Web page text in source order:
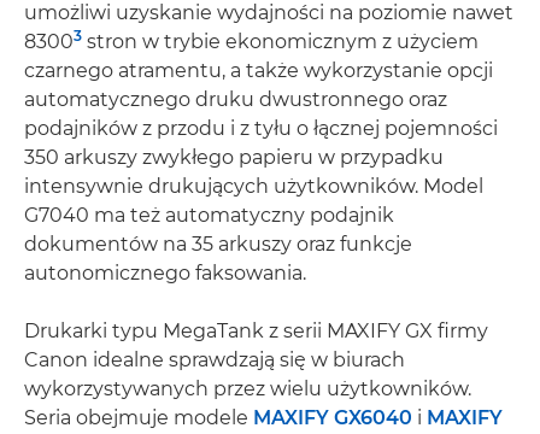
umożliwi uzyskanie wydajności na poziomie nawet
83003 stron w trybie ekonomicznym z użyciem
czarnego atramentu, a także wykorzystanie opcji
automatycznego druku dwustronnego oraz
podajników z przodu i z tyłu o łącznej pojemności
350 arkuszy zwykłego papieru w przypadku
intensywnie drukujących użytkowników. Model
G7040 ma też automatyczny podajnik
dokumentów na 35 arkuszy oraz funkcje
autonomicznego faksowania.
Drukarki typu MegaTank z serii MAXIFY GX firmy
Canon idealne sprawdzają się w biurach
wykorzystywanych przez wielu użytkowników.
Seria obejmuje modele MAXIFY GX6040 i MAXIFY